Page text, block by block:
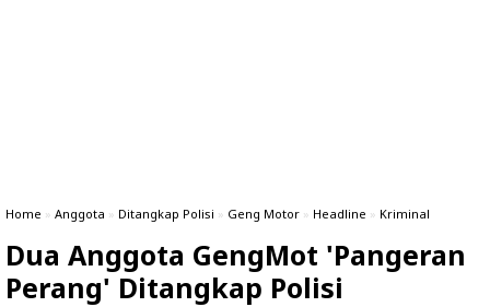
Home » Anggota » Ditangkap Polisi » Geng Motor » Headline » Kriminal
Dua Anggota GengMot 'Pangeran
Perang' Ditangkap Polisi